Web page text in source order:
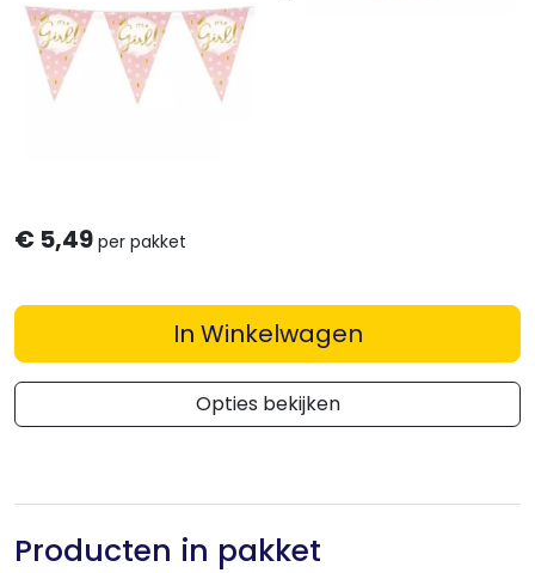
€ 5,49 per pakket
In Winkelwagen
Opties bekijken
Producten in pakket